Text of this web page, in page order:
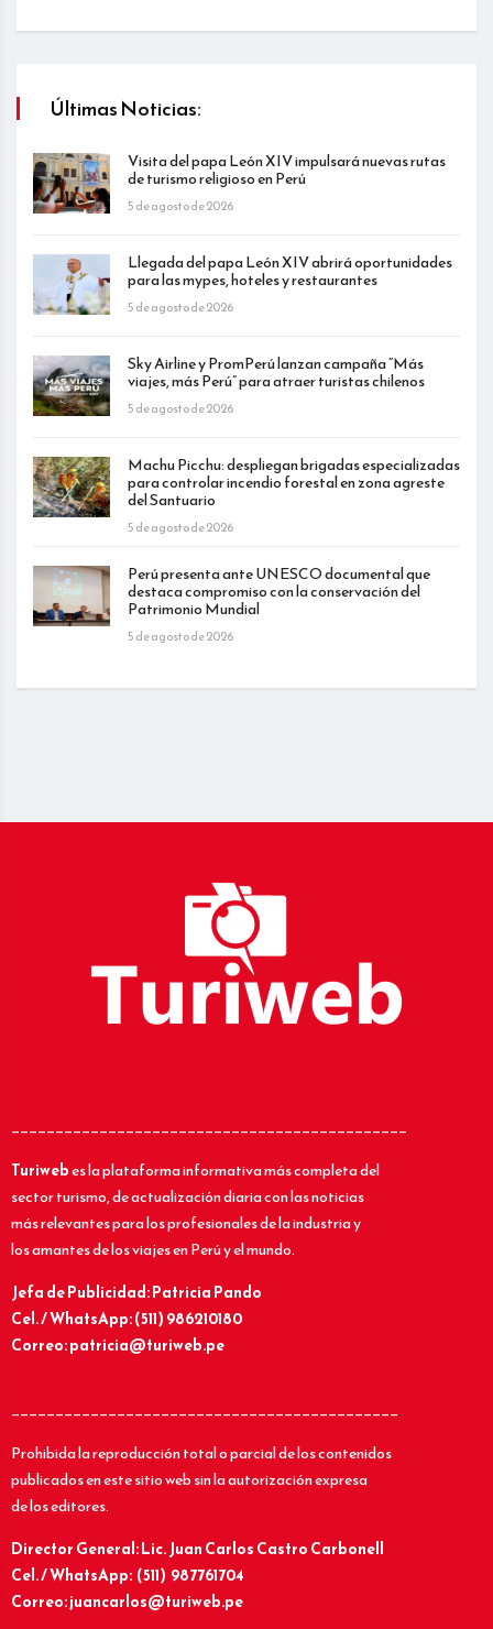
Últimas Noticias:
Visita del papa León XIV impulsará nuevas rutas
de turismo religioso en Perú
5 de agosto de 2026
Llegada del papa León XIV abrirá oportunidades
para las mypes, hoteles y restaurantes
5 de agosto de 2026
Sky Airline y PromPerú lanzan campaña “Más
viajes, más Perú” para atraer turistas chilenos
5 de agosto de 2026
Machu Picchu: despliegan brigadas especializadas
para controlar incendio forestal en zona agreste
del Santuario
5 de agosto de 2026
Perú presenta ante UNESCO documental que
destaca compromiso con la conservación del
Patrimonio Mundial
5 de agosto de 2026
_____________________________________________
Turiwebes la plataforma informativa más completa del
sector turismo, de actualización diaria con las noticias
más relevantes para los profesionales de la industria y
los amantes de los viajes en Perú y el mundo.
Jefa de Publicidad: Patricia Pando
Cel. / WhatsApp: (511) 986210180
Correo: patricia@turiweb.pe
____________________________________________
Prohibida la reproducción total o parcial de los contenidos
publicados en este sitio web sin la autorización expresa
de los editores.
Director General: Lic.Juan Carlos Castro Carbonell
Cel. / WhatsApp: (511) 987761704
Correo: juancarlos@turiweb.pe